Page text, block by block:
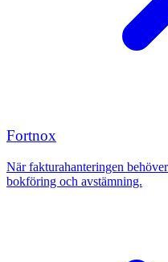
Fortnox
När fakturahanteringen
bokföring och avstämning.